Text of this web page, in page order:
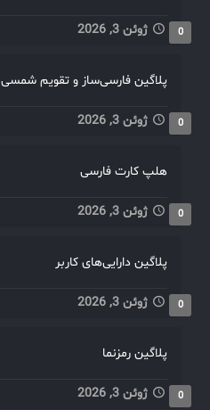
ژوئن 3, 2026 0
پلاگین فارسی‌ساز و تقویم شمسی
ژوئن 3, 2026 0
هلپ کارت فارسی
ژوئن 3, 2026 0
پلاگین دارایی‌های کاربر
ژوئن 3, 2026 0
پلاگین رمزنما
ژوئن 3, 2026 0